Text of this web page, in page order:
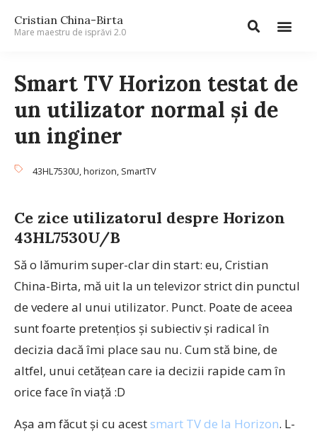
Cristian China-Birta
Mare maestru de isprăvi 2.0
Smart TV Horizon testat de
un utilizator normal și de
un inginer
43HL7530U,horizon, SmartTV
Ce zice utilizatorul despre Horizon
43HL7530U/B
Să o lămurim super-clar din start: eu, Cristian
China-Birta, mă uit la un televizor strict din punctul
de vedere al unui utilizator. Punct. Poate de aceea
sunt foarte pretențios și subiectiv și radical în
decizia dacă îmi place sau nu. Cum stă bine, de
altfel, unui cetățean care ia decizii rapide cam în
orice face în viață :D
Așa am făcut și cu acestsmart TV de la Horizon. L-